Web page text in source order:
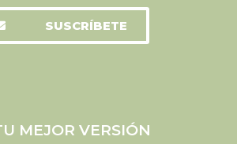
SUSCRÍBETE
MEJOR VERSIÓN